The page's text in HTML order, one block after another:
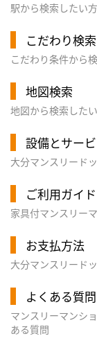
駅から検索したい
こだわり検索
こだわり条件から
地図検索
地図から検索した
設備とサー
大分マンスリード
ご利用ガイド
家具付マンスリー
お支払方法
大分マンスリード
よくある質問
マンスリーマンシ
ある質問